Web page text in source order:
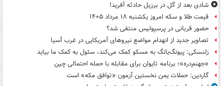
شادی بعد از گل در برزیل حادثه آفرید!
قیمت طلا و سکه امروز یکشنبه ۱۸ مرداد ۱۴۰۵
حضور قربانی در پرسپولیس منتفی شد؟
تصاویر جدید از انهدام مواضع نیروهای آمریکایی در غرب آسیا
زلنسکی: پیونگ‌یانگ به مسکو کمک می‌کند، سئول به کمک ما بیاید
«جهنم‌دره»؛ برنامه تایوان برای مقابله با حمله احتمالی چین
گاردین: حملات یمن نخستین آزمون «توافق مکه» است